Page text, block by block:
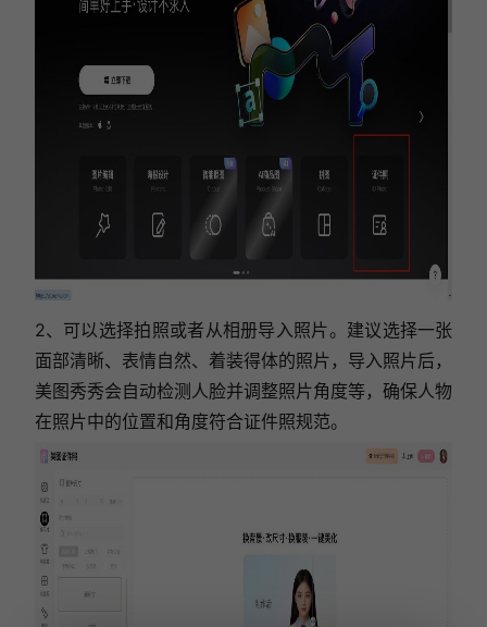
2、可以选择拍照或者从相册导入照片。建议选择一张
面部清晰、表情自然、着装得体的照片，导入照片后，
美图秀秀会自动检测人脸并调整照片角度等，确保人物
在照片中的位置和角度符合证件照规范。